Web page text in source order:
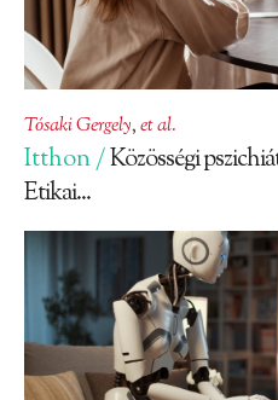
Tósaki Gergely,et al.
Itthon /Közösségi
Etikai...